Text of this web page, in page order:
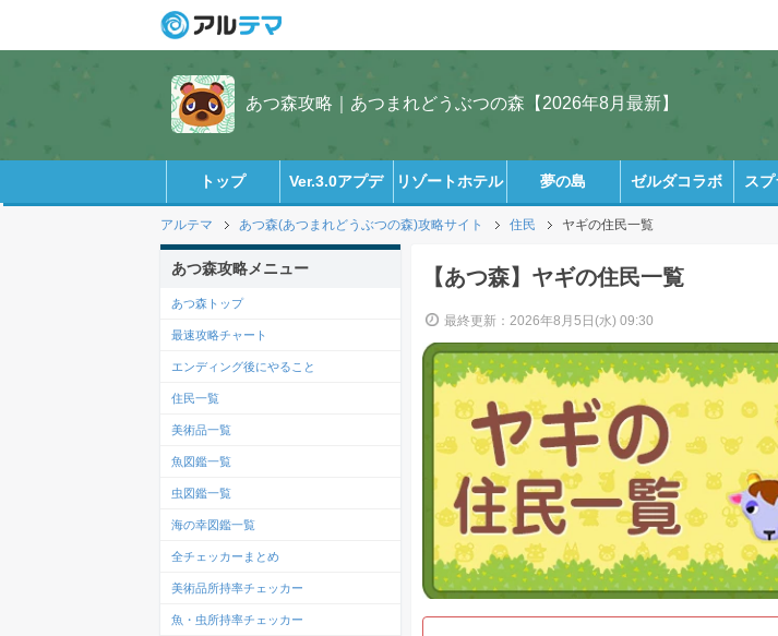
あつ森攻略｜あつまれどうぶつの森【2026年8月最新】
トップ Ver.3.0アプデ リゾートホテル 夢の島 ゼルダコラボ ス
アルテマ あつ森(あつまれどうぶつの森)攻略サイト 住民 ヤギの住民一覧
【あつ森】ヤギの住民一覧
最終更新：2026年8月5日(水) 09:30
あつ森攻略メニュー
あつ森トップ
最速攻略チャート
エンディング後にやること
住民一覧
美術品一覧
魚図鑑一覧
虫図鑑一覧
海の幸図鑑一覧
全チェッカーまとめ
美術品所持率チェッカー
魚・虫所持率チェッカー